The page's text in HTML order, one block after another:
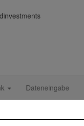
Dateneingabe